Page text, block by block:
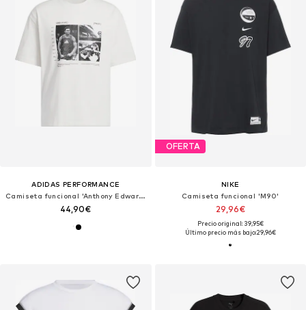
ADIDAS PERFORMANCE
Camiseta funcional 'Anthony Edwards'
44,90€
OFERTA
NIKE
Camiseta funcional 'M90'
29,96€
Precio original: 39,95€
Último precio más bajo:29,96€